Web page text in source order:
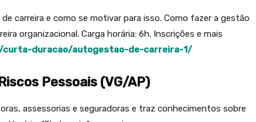
carreira e como se motivar para isso. Como fazer a gestão
organizacional. Carga horária: 6h. Inscrições e mais
duracao/autogestao-de-carreira-1/
Pessoais (VG/AP)
assessorias e seguradoras e traz conhecimentos sobre